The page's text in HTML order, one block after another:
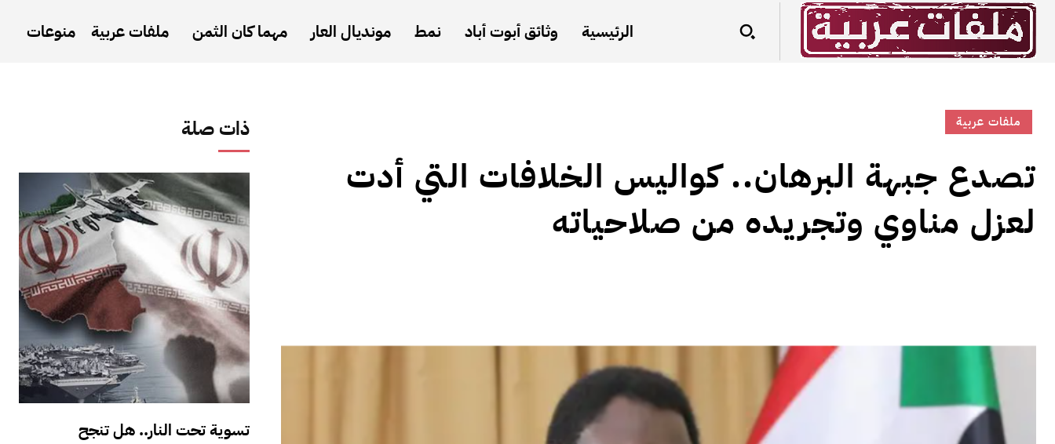
الرئيسية وثائق أبوت أباد نمط مونديال العار مهما كان الثمن ملفات عربية منوعات
ذات صلة
تسوية تحت النار.. هل تنجح
ملفات عربية
تصدع جبهة البرهان.. كواليس الخلافات التي أدت
لعزل مناوي وتجريده من صلاحياته